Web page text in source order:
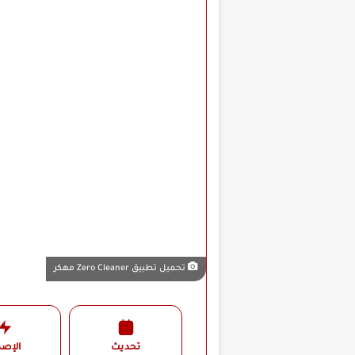
تحميل تطبيق Zero Cleaner مهكر
تحديث